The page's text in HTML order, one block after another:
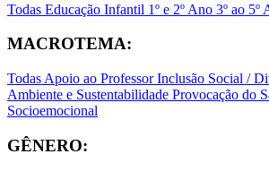
Todas Educação Infantil 1º e 2º Ano 3º ao 5º
MACROTEMA:
Todas Apoio ao ProfessorInclusão Social /
Ambiente e Sustentabilidade Provocação do
Socioemocional
GÊNERO: